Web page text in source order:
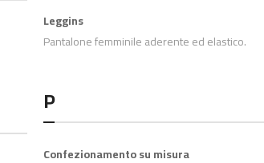
Leggins
Pantalone femminile aderente ed elastico.
P
Confezionamento su misura